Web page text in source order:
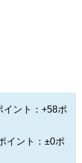
イント：+58ポ
イント：±0ポ